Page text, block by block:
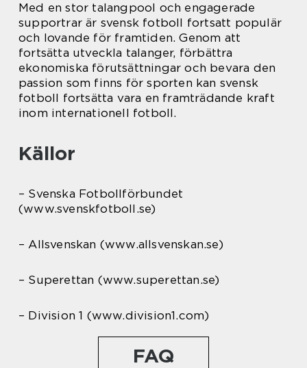
Med en stor talangpool och engagerade
supportrar är svensk fotboll fortsatt populär
och lovande för framtiden. Genom att
fortsätta utveckla talanger, förbättra
ekonomiska förutsättningar och bevara den
passion som finns för sporten kan svensk
fotboll fortsätta vara en framträdande kraft
inom internationell fotboll.
Källor
– Svenska Fotbollförbundet
(www.svenskfotboll.se)
– Allsvenskan (www.allsvenskan.se)
– Superettan (www.superettan.se)
– Division 1 (www.division1.com)
FAQ